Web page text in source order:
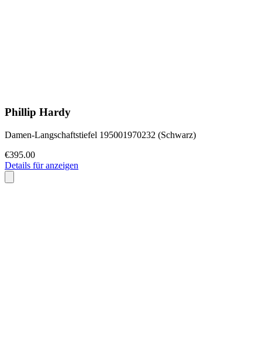
Phillip Hardy
Damen-Langschaftstiefel 195001970232 (Schwarz)
€395.00
Details für anzeigen